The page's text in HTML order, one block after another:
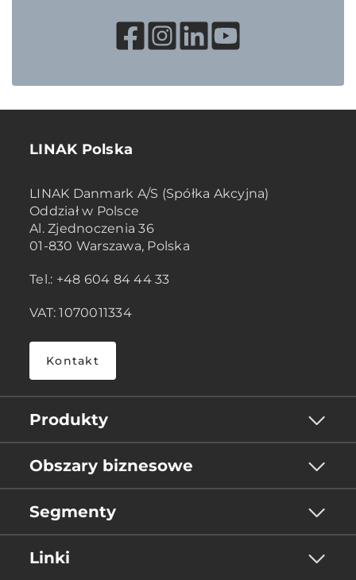
LINAK Polska
LINAK Danmark A/S (Spółka Akcyjna)
Oddział w Polsce
Al. Zjednoczenia 36
01-830 Warszawa, Polska
Tel.: +48 604 84 44 33
VAT: 1070011334
Kontakt
Produkty
Obszary biznesowe
Segmenty
Linki